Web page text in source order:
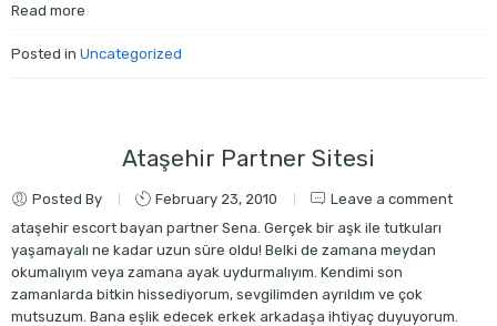
Read more
Posted in Uncategorized
Ataşehir Partner Sitesi
Posted By February 23, 2010
Leave a comment
ataşehir escort bayan partner Sena. Gerçek bir aşk ile tutkuları
yaşamayalı ne kadar uzun süre oldu! Belki de zamana meydan
okumalıyım veya zamana ayak uydurmalıyım. Kendimi son
zamanlarda bitkin hissediyorum, sevgilimden ayrıldım ve çok
mutsuzum. Bana eşlik edecek erkek arkadaşa ihtiyaç duyuyorum.